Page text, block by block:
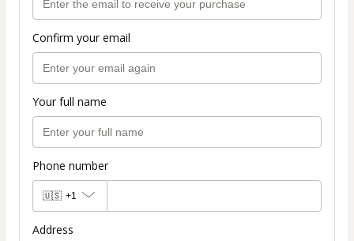
Confirm your email
Your full name
Phone number
🇺🇸 +1
Address